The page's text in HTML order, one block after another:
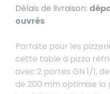
Délais de livraison:
ouvrés
Parfaite pour les
cette table à pizza
avec 2 portes GN 1/1,
de 200 mm optimise